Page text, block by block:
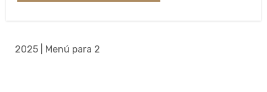
2025 | Menú para 2